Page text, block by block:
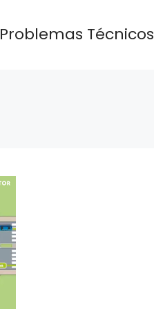
Problemas Técnicos